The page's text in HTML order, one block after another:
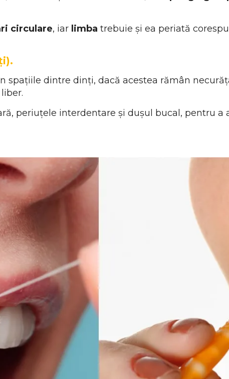
circulare, iar limba trebuie și ea periată
spațiile dintre dinți, dacă acestea rămân
periuțele interdentare și dușul bucal, pentru